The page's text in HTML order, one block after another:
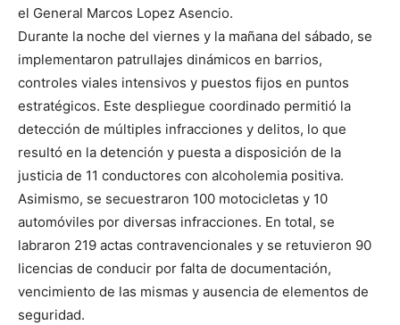
el General Marcos Lopez Asencio.
Durante la noche del viernes y la mañana del sábado, se
implementaron patrullajes dinámicos en barrios,
controles viales intensivos y puestos fijos en puntos
estratégicos. Este despliegue coordinado permitió la
detección de múltiples infracciones y delitos, lo que
resultó en la detención y puesta a disposición de la
justicia de 11 conductores con alcoholemia positiva.
Asimismo, se secuestraron 100 motocicletas y 10
automóviles por diversas infracciones. En total, se
labraron 219 actas contravencionales y se retuvieron 90
licencias de conducir por falta de documentación,
vencimiento de las mismas y ausencia de elementos de
seguridad.